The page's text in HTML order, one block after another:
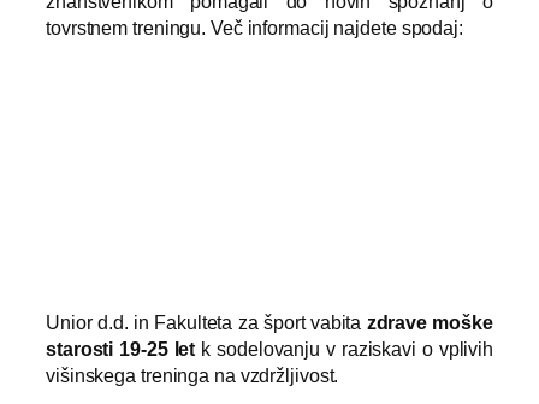
tovrstnem treningu. Več informacij najdete spodaj:
Unior d.d. in Fakulteta za šport vabita zdrave moške
starosti 19-25 let k sodelovanju v raziskavi o vplivih
višinskega treninga na vzdržljivost.